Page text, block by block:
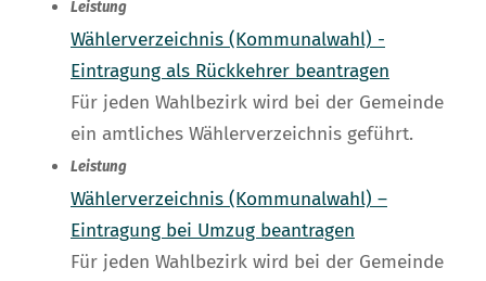
Leistung
Wählerverzeichnis (Kommunalwahl) -
Eintragung als Rückkehrer beantragen
Für jeden Wahlbezirk wird bei der Gemeinde
ein amtliches Wählerverzeichnis geführt.
Leistung
Wählerverzeichnis (Kommunalwahl) –
Eintragung bei Umzug beantragen
Für jeden Wahlbezirk wird bei der Gemeinde